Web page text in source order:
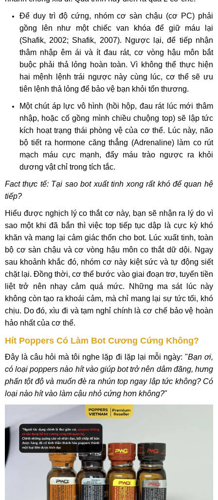
Để duy trì độ cứng, nhóm cơ sàn chậu (cơ PC) phải
gồng lên như một chiếc van khóa để giữ máu lại
(Shafik, 2002; Shafik, 2007). Ngược lại, để tiếp nhận
thâm nhập êm ái và ít đau rát, cơ vòng hậu môn bắt
buộc phải thả lỏng hoàn toàn. Vì không thể thực hiện
hai mệnh lệnh trái ngược này cùng lúc, cơ thể sẽ ưu
tiên lệnh thả lỏng để bảo vệ bạn khỏi tổn thương.
Một chút áp lực vô hình (hồi hộp, đau rát lúc mới thâm
nhập, hoặc cố gồng mình chiều chuộng top) sẽ lập tức
kích hoạt trạng thái phòng vệ của cơ thể. Lúc này, não
bộ tiết ra hormone căng thẳng (Adrenaline) làm co rút
mạch máu cực mạnh, đẩy máu trào ngược ra khỏi
dương vật chỉ trong tích tắc.
Fact thực tế: Tại sao bot xuất tinh xong rất khó để quan hệ
tiếp?
Hiểu được nghịch lý co thắt cơ này, bạn sẽ nhận ra lý do vì
sao một khi đã bắn thì việc top tiếp tục dập là cực kỳ khó
khăn và mang lại cảm giác thốn cho bot. Lúc xuất tinh, toàn
bộ cơ sàn chậu và cơ vòng hậu môn co thắt dữ dội. Ngay
sau khoảnh khắc đó, nhóm cơ này kiệt sức và tự động siết
chặt lại. Đồng thời, cơ thể bước vào giai đoạn trơ, tuyến tiền
liệt trở nên nhạy cảm quá mức. Những ma sát lúc này
không còn tạo ra khoái cảm, mà chỉ mang lại sự tức tối, khó
chịu. Do đó, xìu đi và tạm nghỉ chính là cơ chế bảo vệ hoàn
hảo nhất của cơ thể.
Hít Poppers Có Làm Bot Cương Cứng Không?
Đây là câu hỏi mà tôi nghe lặp đi lặp lại mỗi ngày: "Bạn ơi,
có loại poppers nào hít vào giúp bot trở nên dâm đãng, hưng
phấn tột độ và muốn đè ra nhún top ngay lập tức không? Có
loại nào hít vào làm cậu nhỏ cứng hơn không?"